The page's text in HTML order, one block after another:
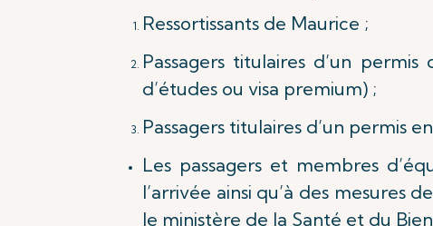
Ressortissants de Maurice ;
Passagers titulaires d’un
d’études ou visa premium) ;
Passagers titulaires d’un permis
Les passagers et membres
l’arrivée ainsi qu’à des mesures
le ministère de la Santé et du